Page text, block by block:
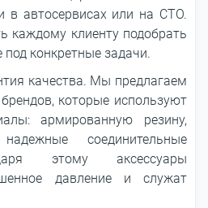
в автосервисах или на СТО.
каждому клиенту подобрать
конкретные задачи.
качества. Мы предлагаем
которые используют
армированную резину,
соединительные
этому аксессуары
давление и служат